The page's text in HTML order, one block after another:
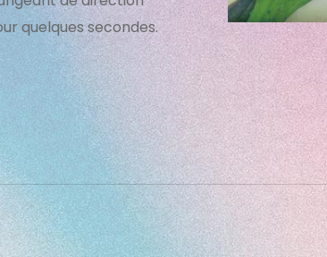
quelques secondes.